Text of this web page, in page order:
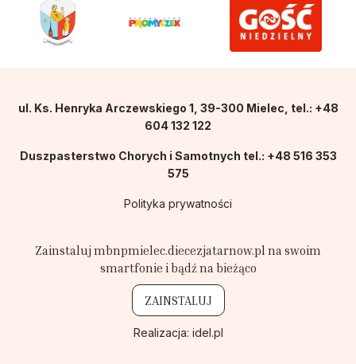
ul. Ks. Henryka Arczewskiego 1, 39-300 Mielec, tel.: +48
604 132 122
Duszpasterstwo Chorych i Samotnych tel.: +48 516 353
575
Polityka prywatności
Zainstaluj mbnpmielec.diecezjatarnow.pl na swoim
smartfonie i bądź na bieżąco
ZAINSTALUJ
Realizacja: idel.pl